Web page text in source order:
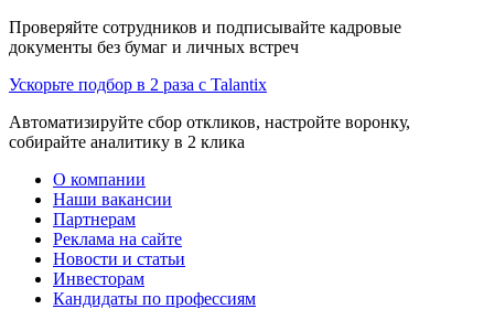
Проверяйте сотрудников и подписывайте кадровые
документы без бумаг и личных встреч
Ускорьте подбор в 2 раза с Talantix
Автоматизируйте сбор откликов, настройте воронку,
собирайте аналитику в 2 клика
О компании
Наши вакансии
Партнерам
Реклама на сайте
Новости и статьи
Инвесторам
Кандидаты по профессиям